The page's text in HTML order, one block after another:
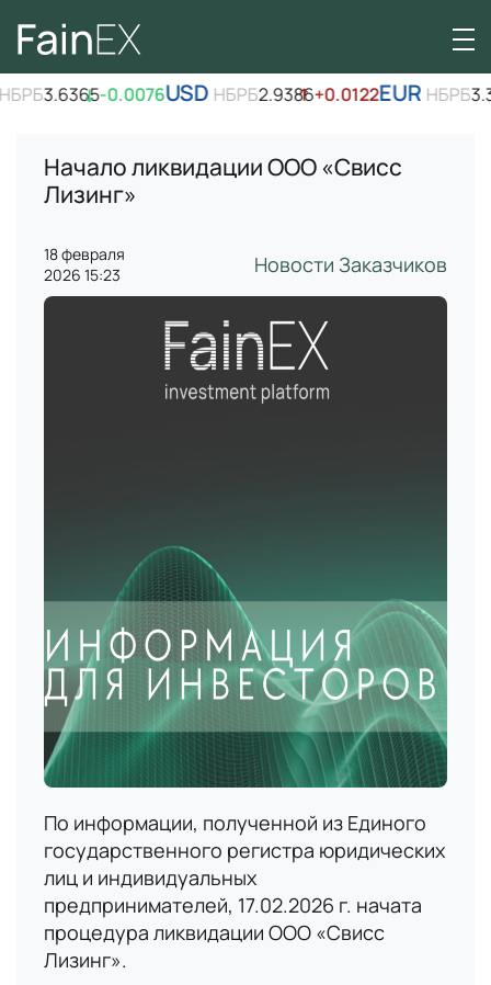
3.6365
↓-0.0076USDНБРБ2.9386
↑+0.0122EURНБРБ
Начало ликвидации ООО «Свисс
Лизинг»
18 февраля
2026 15:23
Новости Заказчиков
По информации, полученной из Единого
государственного регистра юридических
лиц и индивидуальных
предпринимателей, 17.02.2026 г. начата
процедура ликвидации ООО «Свисс
Лизинг».